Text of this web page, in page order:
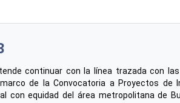
continuar con la línea trazada con
de la Convocatoria a Proyectos de
con equidad del área metropolitana de